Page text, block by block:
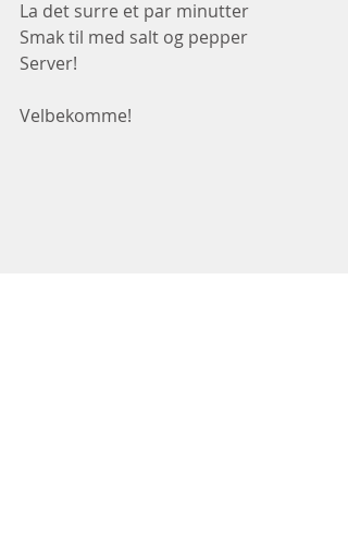
La det surre et par minutter
Smak til med salt og pepper
Server!
Velbekomme!